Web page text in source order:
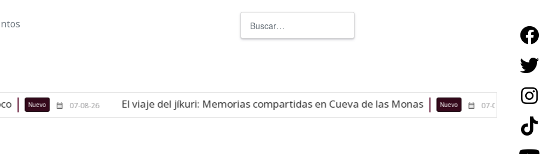
Nuevo 07-08-26 El viaje del jíkuri: Memorias compartidas en Cueva de las Monas Nuevo 07-08-26